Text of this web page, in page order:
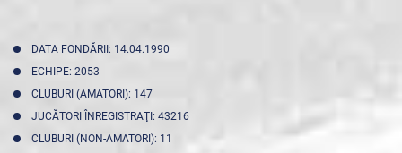
DATA FONDĂRII: 14.04.1990
ECHIPE: 2053
CLUBURI (AMATORI): 147
JUCĂTORI ÎNREGISTRAŢI: 43216
CLUBURI (NON-AMATORI): 11